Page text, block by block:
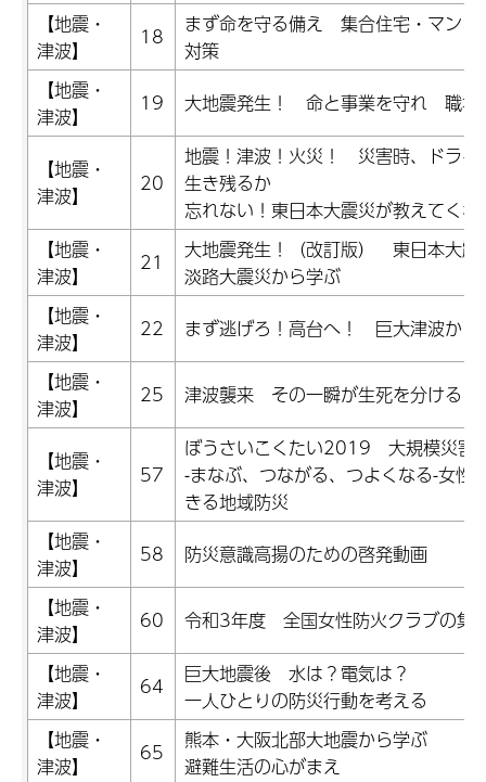
【地震・
津波】
18
まず命を守る備え 集合住宅・マンシ
対策
【地震・
津波】
19 大地震発生！ 命と事業を守れ 職場
【地震・
津波】
20
地震！津波！火災！ 災害時、ドライ
生き残るか
忘れない！東日本大震災が教えてくれ
【地震・
津波】
21
大地震発生！（改訂版） 東日本大震
淡路大震災から学ぶ
【地震・
津波】
22
まず逃げろ！高台へ！ 巨大津波から
【地震・
津波】
25 津波襲来 その一瞬が生死を分ける
【地震・
津波】
57
ぼうさいこくたい2019 大規模災害
-まなぶ、つながる、つよくなる-女性
きる地域防災
【地震・
津波】
58
防災意識高揚のための啓発動画
【地震・
津波】
60
令和3年度 全国女性防火クラブの集
【地震・
津波】
64
巨大地震後 水は？電気は？
一人ひとりの防災行動を考える
【地震・
津波】
65
熊本・大阪北部大地震から学ぶ
避難生活の心がまえ